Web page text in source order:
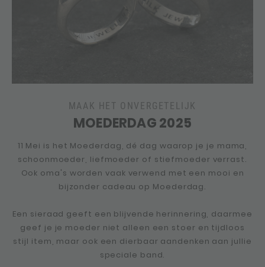
MAAK HET ONVERGETELIJK
MOEDERDAG 2025
11 Mei is het Moederdag, dé dag waarop je je mama,
schoonmoeder, liefmoeder of stiefmoeder verrast.
Ook oma's worden vaak verwend met een mooi en
bijzonder cadeau op Moederdag.
Een sieraad geeft een blijvende herinnering, daarmee
geef je je moeder niet alleen een stoer en tijdloos
stijl item, maar ook een dierbaar aandenken aan jullie
speciale band.